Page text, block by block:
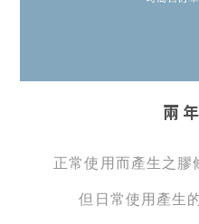
兩
正常使用而產生之膠
但日常使用產生